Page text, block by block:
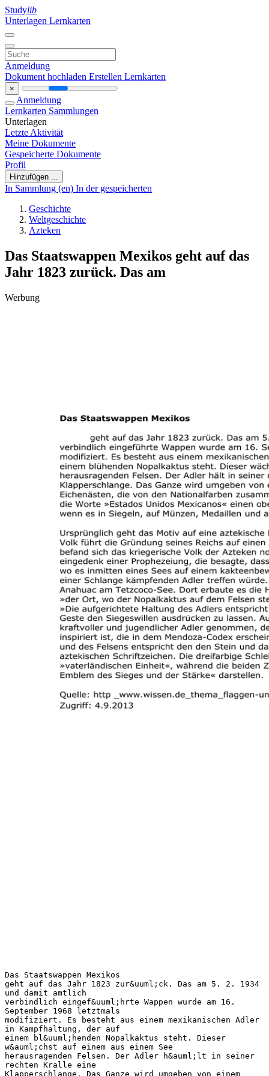
Studylib
Unterlagen Lernkarten
Anmeldung
Dokument hochladen Erstellen Lernkarten
×
Anmeldung
Lernkarten Sammlungen
Unterlagen
Letzte Aktivität
Meine Dokumente
Gespeicherte Dokumente
Profil
Hinzufügen ...
In Sammlung (en) In der gespeicherten
Geschichte
Weltgeschichte
Azteken
Das Staatswappen Mexikos geht auf das
Jahr 1823 zurück. Das am
Werbung
Das Staatswappen Mexikos
geht auf das Jahr 1823 zur&uuml;ck. Das am 5. 2. 1934
und damit amtlich
verbindlich eingef&uuml;hrte Wappen wurde am 16.
September 1968 letztmals
modifiziert. Es besteht aus einem mexikanischen Adler
in Kampfhaltung, der auf
einem bl&uuml;henden Nopalkaktus steht. Dieser
w&auml;chst auf einem aus einem See
herausragenden Felsen. Der Adler h&auml;lt in seiner
rechten Kralle eine
Klapperschlange. Das Ganze wird umgeben von einem